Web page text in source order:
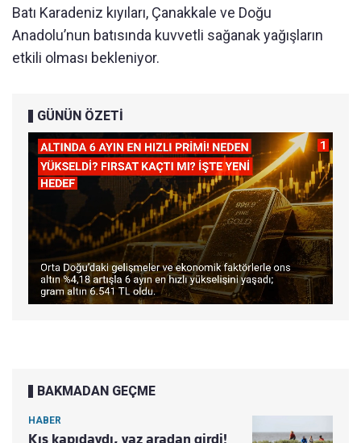
Batı Karadeniz kıyıları, Çanakkale ve Doğu
Anadolu’nun batısında kuvvetli sağanak yağışların
etkili olması bekleniyor.
GÜNÜN ÖZETİ
BAKMADAN GEÇME
HABER
Kış kapıdaydı, yaz aradan girdi!